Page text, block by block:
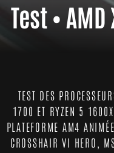
Test • AMD
TEST DES
1700 ET RYZEN 5
PLATEFORME AM4
CROSSHAIR VI HERO,